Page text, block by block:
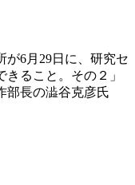
が6月29日に、研究セ
ること。その２」
長の澁谷克彦氏